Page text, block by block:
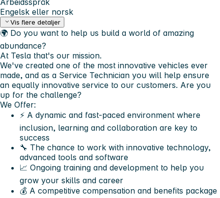
Engelsk eller norsk
Vis flere detaljer
🌍 Do you want to help us build a world of amazing
abundance?
At Tesla that's our mission.
We've created one of the most innovative vehicles ever
made, and as a Service Technician you will help ensure
an equally innovative service to our customers. Are you
up for the challenge?
We Offer:
⚡ A dynamic and fast-paced environment where
inclusion, learning and collaboration are key to
success
🔧 The chance to work with innovative technology,
advanced tools and software
📈 Ongoing training and development to help you
grow your skills and career
💰 A competitive compensation and benefits package